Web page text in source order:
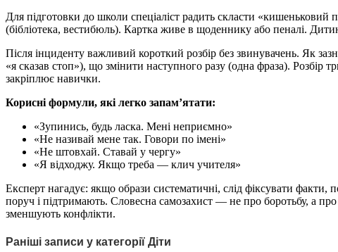
Для підготовки до школи спеціаліст радить скласти «кишеньковий
(бібліотека, вестибюль). Картка живе в щоденнику або пеналі.
Після інциденту важливий короткий розбір без звинувачень. Як
«я сказав стоп»), що змінити наступного разу (одна фраза). Розбір
закріплює навички.
Корисні формули, які легко запам’ятати:
«Зупинись, будь ласка. Мені неприємно»
«Не називай мене так. Говори по імені»
«Не штовхай. Ставай у чергу»
«Я відходжу. Якщо треба — клич учителя»
Експерт нагадує: якщо образи систематичні, слід фіксувати факти,
поруч і підтримають. Словесна самозахист — не про боротьбу, а
зменшують конфлікти.
Раніші записи у категорії Діти